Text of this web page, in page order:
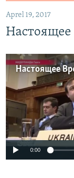
Aprel 19, 2017
Настоящее
Настоящее
No
0:00